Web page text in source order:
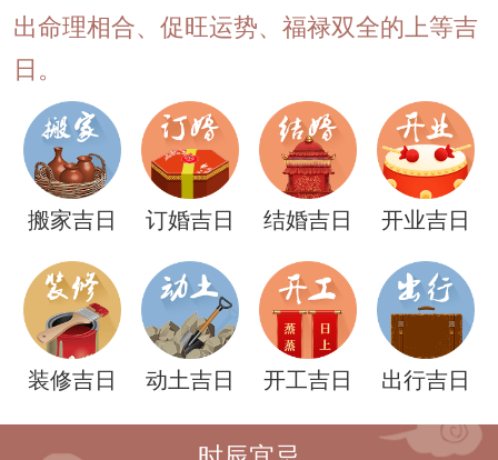
出命理相合、促旺运势、福禄双全的上等吉
日。
搬家吉日 订婚吉日 结婚吉日 开业吉日
装修吉日 动土吉日 开工吉日 出行吉日